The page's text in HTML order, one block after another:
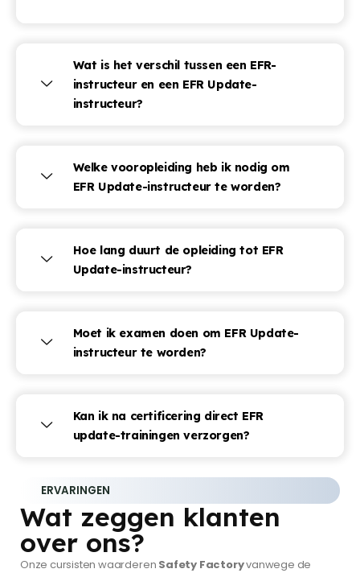
Wat is het verschil tussen een EFR-
instructeur en een EFR Update-
instructeur?
Welke vooropleiding heb ik nodig om
EFR Update-instructeur te worden?
Hoe lang duurt de opleiding tot EFR
Update-instructeur?
Moet ik examen doen om EFR Update-
instructeur te worden?
Kan ik na certificering direct EFR
update-trainingen verzorgen?
ERVARINGEN
Wat zeggen klanten
over ons?
Onze cursisten waarderen Safety Factoryvanwege de